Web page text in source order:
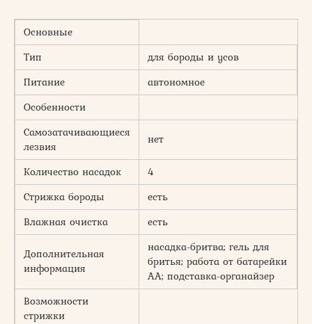
Основные
Тип
для бороды и усов
Питание
автономное
Особенности
Самозатачивающиеся
лезвия
нет
Количество насадок
4
Стрижка бороды
есть
Влажная очистка
есть
Дополнительная
информация
насадка-бритва; гель для
бритья; работа от батарейки
АА; подставка-органайзер
Возможности
стрижки